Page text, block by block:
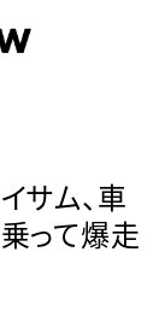
サム、車
乗って爆走